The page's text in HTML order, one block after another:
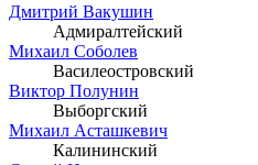
Дмитрий Вакушин
Адмиралтейский
Михаил Соболев
Василеостровский
Виктор Полунин
Выборгский
Михаил Асташкевич
Калининский